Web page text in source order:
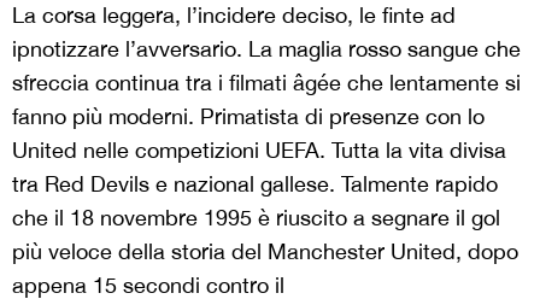
La corsa leggera, l’incidere deciso, le finte ad
ipnotizzare l’avversario. La maglia rosso sangue che
sfreccia continua tra i filmati âgée che lentamente si
fanno più moderni. Primatista di presenze con lo
United nelle competizioni UEFA. Tutta la vita divisa
tra Red Devils e nazional gallese. Talmente rapido
che il 18 novembre 1995 è riuscito a segnare il gol
più veloce della storia del Manchester United, dopo
appena 15 secondi contro il